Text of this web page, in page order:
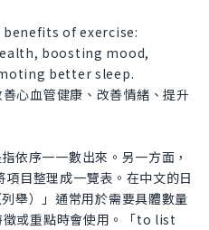
of exercise:
boosting mood,
better sleep.
心血管健康、改善情緒、提升
依序一一數出來。另一方面，
目整理成一覽表。在中文的日
舉）」通常用於需要具體數量
徵或重點時會使用。「to list